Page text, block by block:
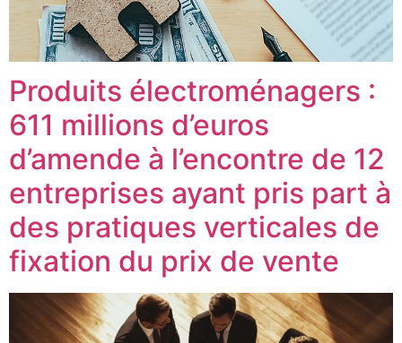
Produits électroménagers :
611 millions d’euros
d’amende à l’encontre de 12
entreprises ayant pris part à
des pratiques verticales de
fixation du prix de vente